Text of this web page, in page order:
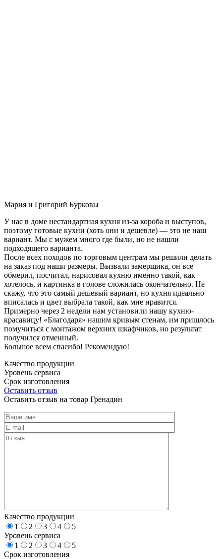
Мария и Григорий Бурковы
У нас в доме нестандартная кухня из-за короба и выступов,
поэтому готовые кухни (хоть они и дешевле) — это не наш
вариант. Мы с мужем много где были, но не нашли
подходящего варианта.
После всех походов по торговым центрам мы решили делать
на заказ под наши размеры. Вызвали замерщика, он все
обмерил, посчитал, нарисовал кухню именно такой, как
хотелось, и картинка в голове сложилась окончательно. Не
скажу, что это самый дешевый вариант, но кухня идеально
вписалась и цвет выбрала такой, как мне нравится.
Примерно через 2 недели нам установили нашу кухню-
красавицу! «Благодаря» нашим кривым стенам, им пришлось
помучиться с монтажом верхних шкафчиков, но результат
получился отменный.
Большое всем спасибо! Рекомендую!
Качество продукции
Уровень сервиса
Срок изготовления
Оставить отзыв
Оставить отзыв на товар Гренадин
Качество продукции
1
2 3 4
5
Уровень сервиса
1
2 3 4
5
Срок изготовления